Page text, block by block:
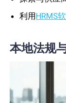
利用HRMS
本地法规